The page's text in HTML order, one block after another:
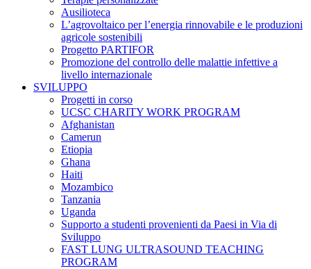
Ausilioteca
L’agrovoltaico per l’energia rinnovabile e le produzioni
agricole sostenibili
Progetto PARTIFOR
Promozione del controllo delle malattie infettive a
livello internazionale
SVILUPPO
Progetti in corso
UCSC CHARITY WORK PROGRAM
Afghanistan
Camerun
Etiopia
Ghana
Haiti
Mozambico
Tanzania
Uganda
Supporto a studenti provenienti da Paesi in Via di
Sviluppo
FAST LUNG ULTRASOUND TEACHING
PROGRAM